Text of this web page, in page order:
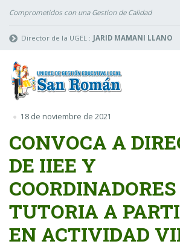
Comprometidos con una Gestion de Calidad
Director de la UGEL : JARID MAMANI LLANO
18 de noviembre de 2021
CONVOCA A
DE IIEE Y
COORDINADORES
TUTORIA A
EN ACTIVIDAD